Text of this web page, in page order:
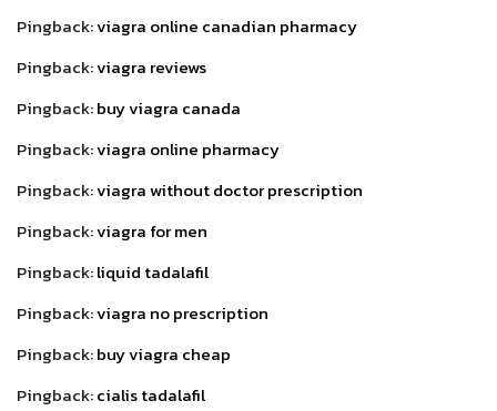
Pingback:viagra online canadian pharmacy
Pingback:viagra reviews
Pingback:buy viagra canada
Pingback:viagra online pharmacy
Pingback:viagra without doctor prescription
Pingback:viagra for men
Pingback:liquid tadalafil
Pingback:viagra no prescription
Pingback:buy viagra cheap
Pingback:cialis tadalafil